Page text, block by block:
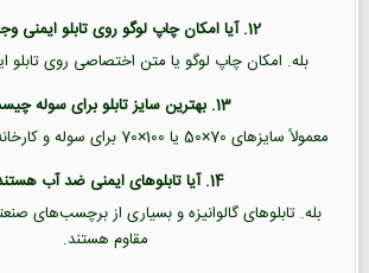
12. آیا امکان چاپ لوگو روی تابلو ایمنی وجود دارد؟
بله. امکان چاپ لوگو یا متن اختصاصی روی تابلو
13. بهترین سایز تابلو برای سوله چیست؟
معمولاً سایزهای 70×50 یا 100×70 برای سوله و کارخانه مناسب‌تر هستند.
14. آیا تابلوهای ایمنی ضد آب هستند؟
بله. تابلوهای گالوانیزه و بسیاری از برچسب‌های
مقاوم هستند.